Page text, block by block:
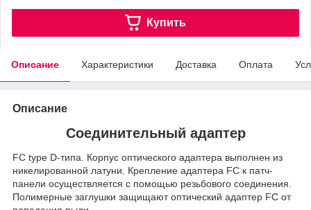
Купить
Описание Характеристики Доставка Оплата
Описание
Соединительный адаптер
FC type D-типа. Корпус оптического адаптера выполнен из
никелированной латуни. Крепление адаптера FC к патч-
панели осуществляется с помощью резьбового соединения.
Полимерные заглушки защищают оптический адаптер FC от